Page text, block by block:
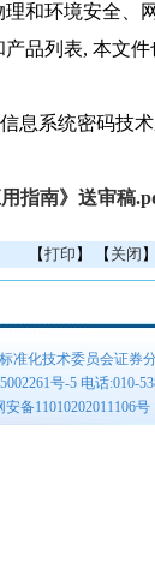
和环境安全、
品列表, 本文
息系统密码技
指南》送审稿
【打印 】 【 关闭 】
准化技术委员会证券
号-5电话:010-
备11010202011106号